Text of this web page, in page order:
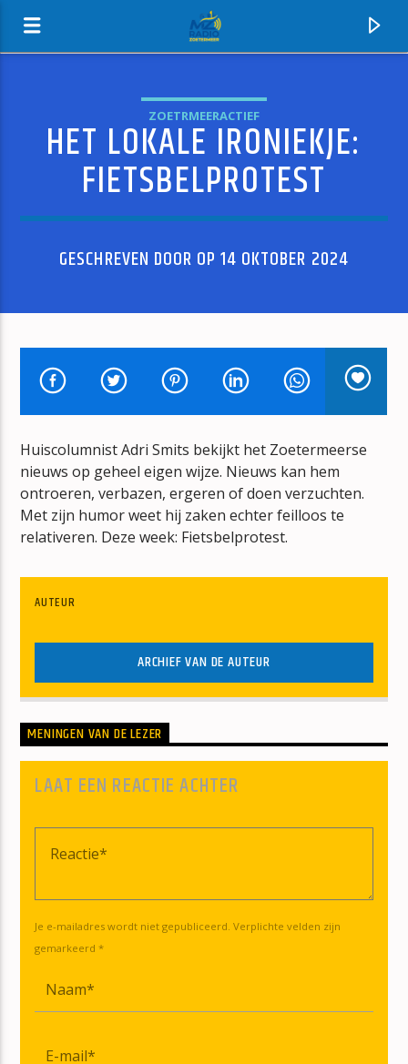
MZ-RADIO
HUIDIG NUMMER
BONT
JAN BERG
mz-radio
ZOETRMEERACTIEF
HET LOKALE IRONIEKJE:
FIETSBELPROTEST
GESCHREVEN DOOR OP 14 OKTOBER 2024
Huiscolumnist Adri Smits bekijkt het Zoetermeerse
nieuws op geheel eigen wijze. Nieuws kan hem
ontroeren, verbazen, ergeren of doen verzuchten.
Met zijn humor weet hij zaken echter feilloos te
relativeren. Deze week: Fietsbelprotest.
AUTEUR
ARCHIEF VAN DE AUTEUR
MENINGEN VAN DE LEZER
LAAT EEN REACTIE ACHTER
Je e-mailadres wordt niet gepubliceerd. Verplichte velden zijn
gemarkeerd *